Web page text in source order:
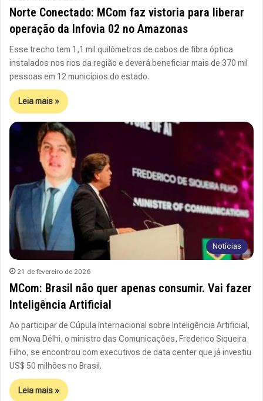
Norte Conectado: MCom faz vistoria para liberar
operação da Infovia 02 no Amazonas
Esse trecho tem 1,1 mil quilômetros de cabos de fibra óptica
instalados nos rios da região e deverá beneficiar mais de 370 mil
pessoas em 12 municípios do estado.
Leia mais »
Notícias
21 de fevereiro de 2026
MCom: Brasil não quer apenas consumir. Vai fazer
Inteligência Artificial
Ao participar de Cúpula Internacional sobre Inteligência Artificial,
em Nova Délhi, o ministro das Comunicações, Frederico Siqueira
Filho, se encontrou com executivos de data center que já investiu
US$ 50 milhões no Brasil.
Leia mais »